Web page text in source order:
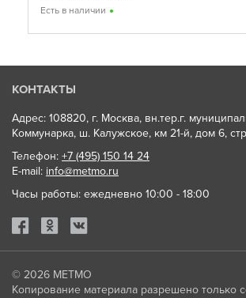
Есть в наличии
КОНТАКТЫ
Адрес: 108820, г. Москва, вн.тер.г.
Коммунарка, ш. Калужское, км 21-й, дом 6,
Телефон: +7 (495) 150 14 24
E-mail: info@metmo.ru
Часы работы: ежедневно 10:00 - 18:00
© 2026 МЕТМО
Копирование материала разрешено только